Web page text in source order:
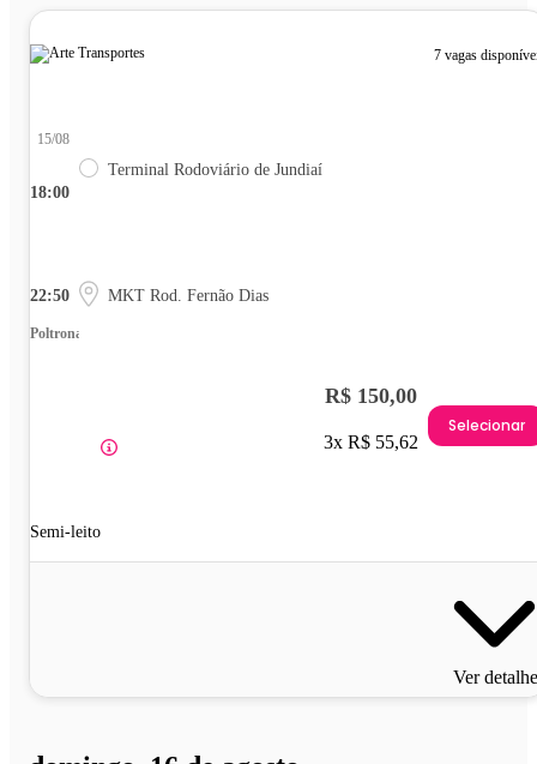
7 vagas
18:00
15/08
Terminal Rodoviário de Jundiaí
22:50 MKT Rod. Fernão Dias
Poltrona
Semi-leito
R$ 150,00
3x R$ 55,62
Selecionar
Ver